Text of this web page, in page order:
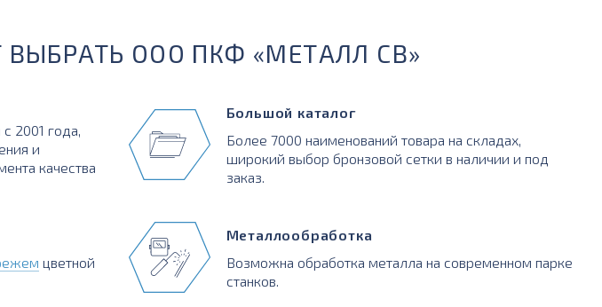
ООО ПКФ «МЕТАЛЛ СВ»
2001 года,
и
качества
цветной
Большой каталог
Более 7000 наименований товара на складах,
широкий выбор бронзовой сетки в наличии и под
заказ.
Металлообработка
Возможна обработка металла на современном парке
станков.